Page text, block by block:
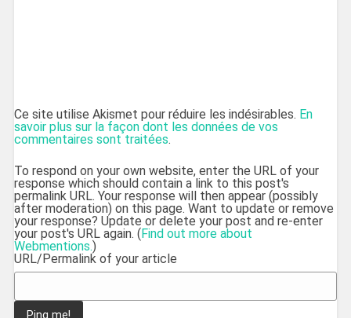
Ce site utilise Akismet pour réduire les indésirables. En
savoir plus sur la façon dont les données de vos
commentaires sont traitées.
To respond on your own website, enter the URL of your
response which should contain a link to this post's
permalink URL. Your response will then appear (possibly
after moderation) on this page. Want to update or remove
your response? Update or delete your post and re-enter
your post's URL again. (Find out more about
Webmentions.)
URL/Permalink of your article